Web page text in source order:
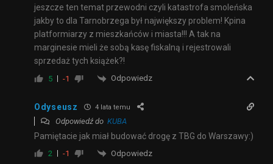
jeszcze ten temat przewodni czyli katastrofa smoleńska
jakby to dla Tarnobrzega był największy problem! Kpina
platformiarzy z mieszkańców i miasta!!! A tak na
marginesie mieli że sobą kasę fiskalną i rejestrowali
sprzedaż tych książek?!
5 -1 Odpowiedz
Odyseusz 4 lata temu
Odpowiedź do KUBA
Pamiętacie jak miał budować drogę z TBG do Warszawy:)
2 -1 Odpowiedz